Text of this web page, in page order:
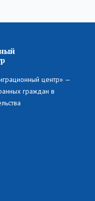
центр» —
граждан в